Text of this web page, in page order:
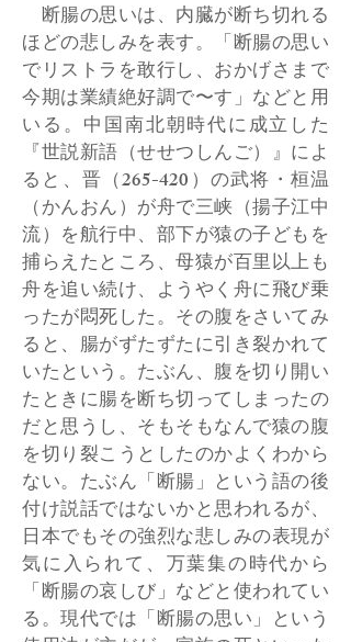
断腸の思いは、内臓が断ち切れる
ほどの悲しみを表す。「断腸の思い
でリストラを敢行し、おかげさまで
今期は業績絶好調で〜す」などと用
いる。中国南北朝時代に成立した
『世説新語（せせつしんご）』によ
ると、晋（265-420）の武将・桓温
（かんおん）が舟で三峡（揚子江中
流）を航行中、部下が猿の子どもを
捕らえたところ、母猿が百里以上も
舟を追い続け、ようやく舟に飛び乗
ったが悶死した。その腹をさいてみ
ると、腸がずたずたに引き裂かれて
いたという。たぶん、腹を切り開い
たときに腸を断ち切ってしまったの
だと思うし、そもそもなんで猿の腹
を切り裂こうとしたのかよくわから
ない。たぶん「断腸」という語の後
付け説話ではないかと思われるが、
日本でもその強烈な悲しみの表現が
気に入られて、万葉集の時代から
「断腸の哀しび」などと使われてい
る。現代では「断腸の思い」という